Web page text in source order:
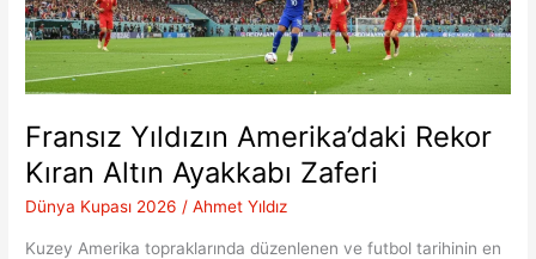
Fransız Yıldızın Amerika’daki Rekor
Kıran Altın Ayakkabı Zaferi
Dünya Kupası 2026 /Ahmet Yıldız
Kuzey Amerika topraklarında düzenlenen ve futbol tarihinin en